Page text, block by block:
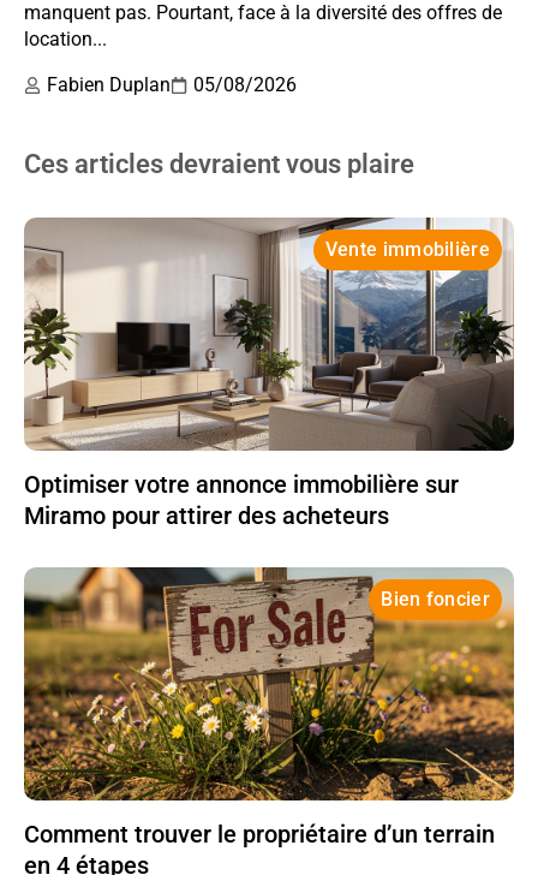
manquent pas. Pourtant, face à la diversité des offres de
location...
Fabien Duplan
05/08/2026
Ces articles devraient vous plaire
Vente immobilière
Optimiser votre annonce immobilière sur
Miramo pour attirer des acheteurs
Bien foncier
Comment trouver le propriétaire d’un terrain
en 4 étapes